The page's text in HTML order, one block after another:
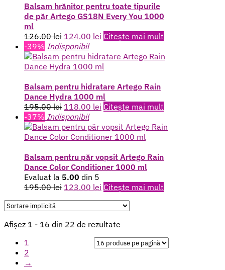
Balsam hrănitor pentru toate tipurile
de păr Artego GS18N Every You 1000
ml
126.00lei Prețul
inițial
a
fost:
124.00 lei Prețul
este:
124.00 lei.
Citește mai mult
-39% Indisponibil
Balsam pentru hidratare Artego Rain
Dance Hydra 1000 ml
195.00lei Prețul
inițial
a
fost:
118.00 lei Prețul
este:
118.00 lei.
Citește mai mult
-37% Indisponibil
Balsam pentru păr vopsit Artego Rain
Dance Color Conditioner 1000 ml
Evaluat la 5.00 din 5
195.00lei Prețul
195.00 lei.
123.00 lei Prețul
Citește mai mult
Afișez 1 - 16 din 22 de rezultate
1
2
→